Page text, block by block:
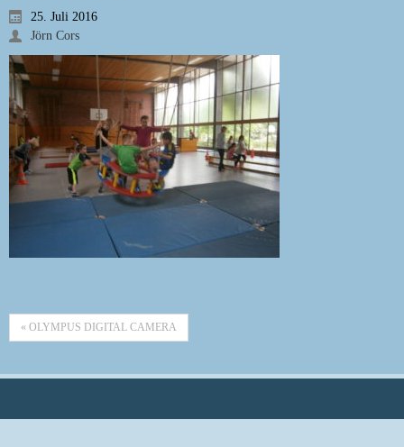
25. Juli 2016
Jörn Cors
« OLYMPUS DIGITAL CAMERA